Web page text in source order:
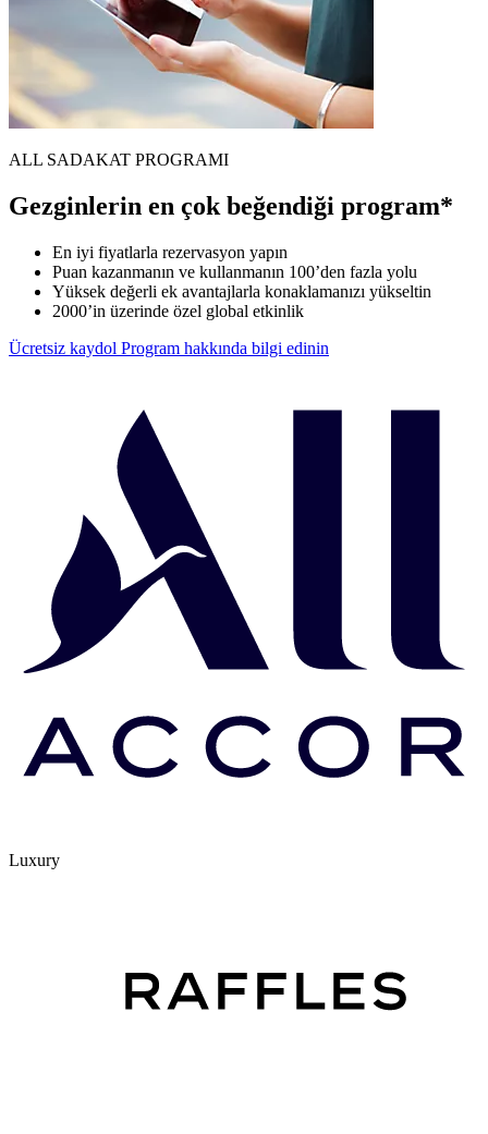
ALL SADAKAT PROGRAMI
Gezginlerin en çok beğendiği program*
En iyi fiyatlarla rezervasyon yapın
Puan kazanmanın ve kullanmanın 100’den fazla yolu
Yüksek değerli ek avantajlarla konaklamanızı yükseltin
2000’in üzerinde özel global etkinlik
Ücretsiz kaydol Program hakkında bilgi edinin
Luxury